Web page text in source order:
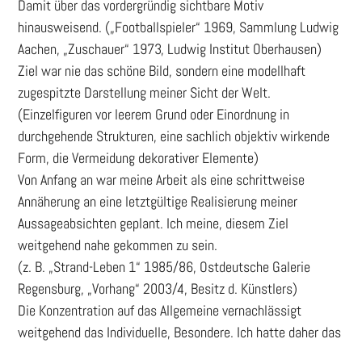
Damit über das vordergründig sichtbare Motiv
hinausweisend. („Footballspieler“ 1969, Sammlung Ludwig
Aachen, „Zuschauer“ 1973, Ludwig Institut Oberhausen)
Ziel war nie das schöne Bild, sondern eine modellhaft
zugespitzte Darstellung meiner Sicht der Welt.
(Einzelfiguren vor leerem Grund oder Einordnung in
durchgehende Strukturen, eine sachlich objektiv wirkende
Form, die Vermeidung dekorativer Elemente)
Von Anfang an war meine Arbeit als eine schrittweise
Annäherung an eine letztgültige Realisierung meiner
Aussageabsichten geplant. Ich meine, diesem Ziel
weitgehend nahe gekommen zu sein.
(z. B. „Strand-Leben 1“ 1985/86, Ostdeutsche Galerie
Regensburg, „Vorhang“ 2003/4, Besitz d. Künstlers)
Die Konzentration auf das Allgemeine vernachlässigt
weitgehend das Individuelle, Besondere. Ich hatte daher das